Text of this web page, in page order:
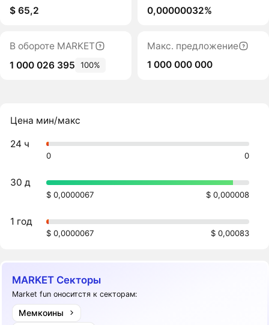
$ 65,2
0,00000032%
В обороте MARKET
1 000 026 395
100%
Макс. предложение
1 000 000 000
Цена мин/макс
24 ч
0 0
30 д
$ 0,0000067 $ 0,000008
1 год
$ 0,0000067 $ 0,00083
MARKET Секторы
Market fun оноситстя к секторам:
Мемкоины